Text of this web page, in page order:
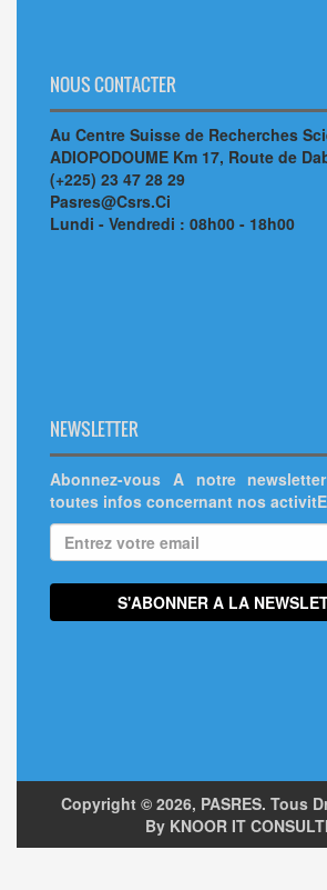
NOUS CONTACTER
Au Centre Suisse de Recherches
ADIOPODOUME Km 17, Route de
(+225) 23 47 28 29
Pasres@Csrs.Ci
Lundi - Vendredi : 08h00 - 18h00
NEWSLETTER
Abonnez-vous A notre
toutes infos concernant nos
Copyright © 2026, PASRES. Tous
By KNOOR IT